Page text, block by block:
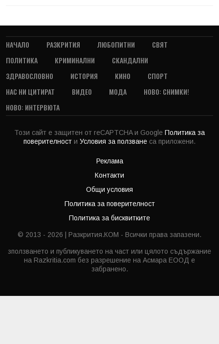
НАЧАЛО РАЗКРИТИЯ ЛЮБОПИТНИ
СВЯТ
ПОЛИТИКА
КРИМИНАЛНИ
СКАНДАЛНИ
ЗДРАВОСЛОВНО
ИСТОРИЯ КИНО
СПОРТ
НАС НИ ЦИТИРАТ
ВИДЕО МОДА
НОВО: СНИМКИ!
НОВО: ИНТЕРВЮТА
Този сайт е защитен от reCAPTCHA и Google Политика за
поверителност и Условия за ползване са приложени.
Реклама
Контакти
Общи условия
Политика за поверителност
Политика за бисквитките
© 2013 - 2026 | Разкрития.КОМ - Всички права запазени.
зползването и публикуването на част или цялото съдържание
на Razkritia.com без разрешение на Асмара ЕООД е
забранено.